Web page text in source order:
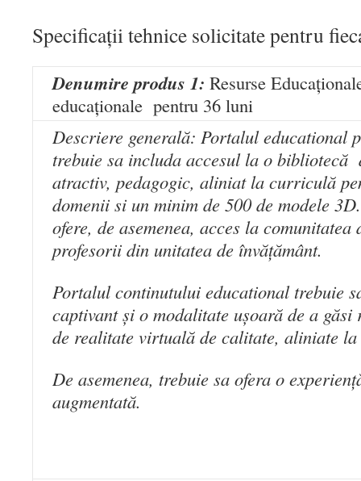
Specificații tehnice solicitate pentru
Denumire produs 1: Resurse
educaționale pentru 36 luni
Descriere generală: Portalul educational
trebuie sa includa accesul la o bibliotecă
atractiv, pedagogic, aliniat la curriculă
domenii si un minim de 500 de modele
ofere, de asemenea, acces la
profesorii din unitatea de învățământ.
Portalul continutului educational trebuie
captivant și o modalitate ușoară de a găsi
de realitate virtuală de calitate, aliniate
De asemenea, trebuie sa ofera o
augmentată.